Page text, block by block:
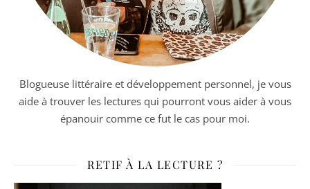
Blogueuse littéraire et développement personnel, je vous
aide à trouver les lectures qui pourront vous aider à vous
épanouir comme ce fut le cas pour moi.
RETIF À LA LECTURE ?